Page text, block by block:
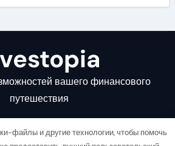
вашего финансового
путешествия
файлы и другие технологии, чтобы помочь